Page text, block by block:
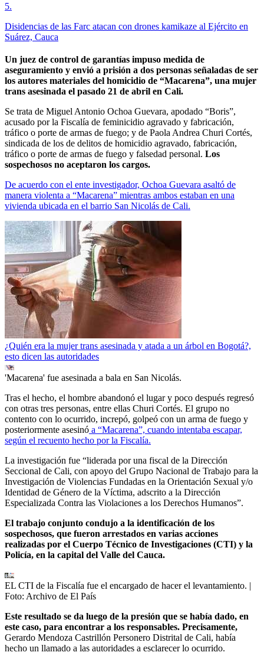
5.
Disidencias de las Farc atacan con drones kamikaze al Ejército en
Suárez, Cauca
Un juez de control de garantías impuso medida de
aseguramiento y envió a prisión a dos personas señaladas de ser
los autores materiales del homicidio de “Macarena”, una mujer
trans asesinada el pasado 21 de abril en Cali.
Se trata de Miguel Antonio Ochoa Guevara, apodado “Boris”,
acusado por la Fiscalía de feminicidio agravado y fabricación,
tráfico o porte de armas de fuego; y de Paola Andrea Churi Cortés,
sindicada de los de delitos de homicidio agravado, fabricación,
tráfico o porte de armas de fuego y falsedad personal. Los
sospechosos no aceptaron los cargos.
De acuerdo con el ente investigador, Ochoa Guevara asaltó de
manera violenta a “Macarena” mientras ambos estaban en una
vivienda ubicada en el barrio San Nicolás de Cali.
¿Quién era la mujer trans asesinada y atada a un árbol en Bogotá?,
esto dicen las autoridades
'Macarena' fue asesinada a bala en San Nicolás.
Tras el hecho, el hombre abandonó el lugar y poco después regresó
con otras tres personas, entre ellas Churi Cortés. El grupo no
contento con lo ocurrido, increpó, golpeó con un arma de fuego y
posteriormente asesinó a “Macarena”, cuando intentaba escapar,
según el recuento hecho por la Fiscalía.
La investigación fue “liderada por una fiscal de la Dirección
Seccional de Cali, con apoyo del Grupo Nacional de Trabajo para la
Investigación de Violencias Fundadas en la Orientación Sexual y/o
Identidad de Género de la Víctima, adscrito a la Dirección
Especializada Contra las Violaciones a los Derechos Humanos”.
El trabajo conjunto condujo a la identificación de los
sospechosos, que fueron arrestados en varias acciones
realizadas por el Cuerpo Técnico de Investigaciones (CTI) y la
Policía, en la capital del Valle del Cauca.
EL CTI de la Fiscalía fue el encargado de hacer el levantamiento. |
Foto: Archivo de El País
Este resultado se da luego de la presión que se había dado, en
este caso, para encontrar a los responsables. Precisamente,
Gerardo Mendoza Castrillón Personero Distrital de Cali, había
hecho un llamado a las autoridades a esclarecer lo ocurrido.